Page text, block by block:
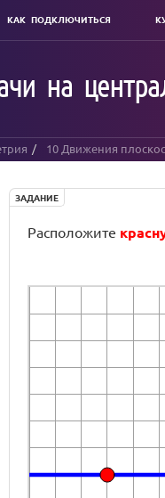
КАК ПОДКЛЮЧИТЬСЯ
на
10 Движения
ЗАДАНИЕ
Расположите